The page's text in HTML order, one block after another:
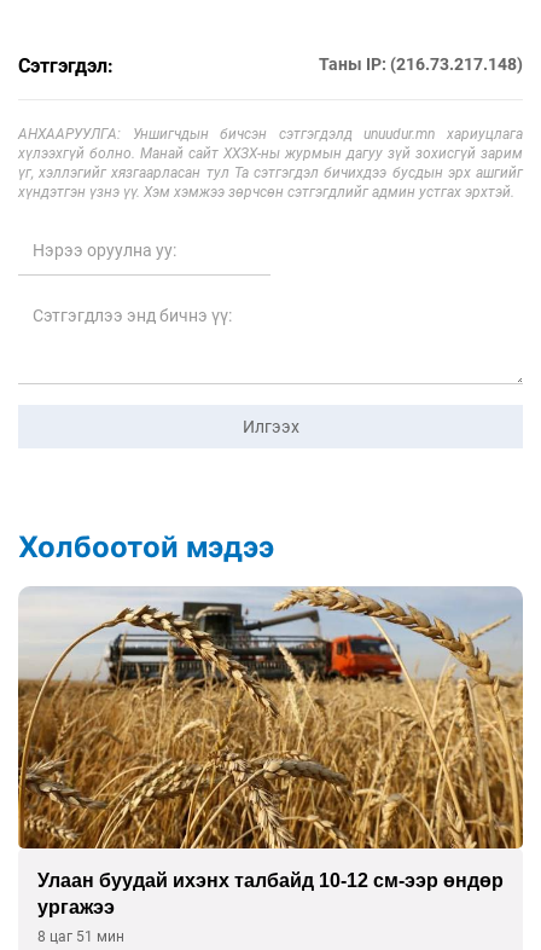
Сэтгэгдэл: Таны IP: (216.73.217.148)
АНХААРУУЛГА: Уншигчдын бичсэн сэтгэгдэлд unuudur.mn хариуцлага
хүлээхгүй болно. Манай сайт ХХЗХ-ны журмын дагуу зүй зохисгүй зарим
үг, хэллэгийг хязгаарласан тул Та сэтгэгдэл бичихдээ бусдын эрх ашгийг
хүндэтгэн үзнэ үү. Хэм хэмжээ зөрчсөн сэтгэгдлийг админ устгах эрхтэй.
Илгээх
Холбоотой мэдээ
Улаан буудай ихэнх талбайд 10-12 см-ээр өндөр
ургажээ
8 цаг 51 мин